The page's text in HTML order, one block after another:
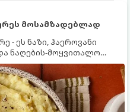
მოსამზადებლად
- ეს ნაზი, ჰაეროვანი
ნაღების-მოყვითალო
მარტივია, მაგრამ
რომლებიც უნდა
გემრიელი გამოვიდეს.